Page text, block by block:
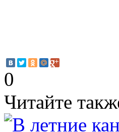
0
Читайте